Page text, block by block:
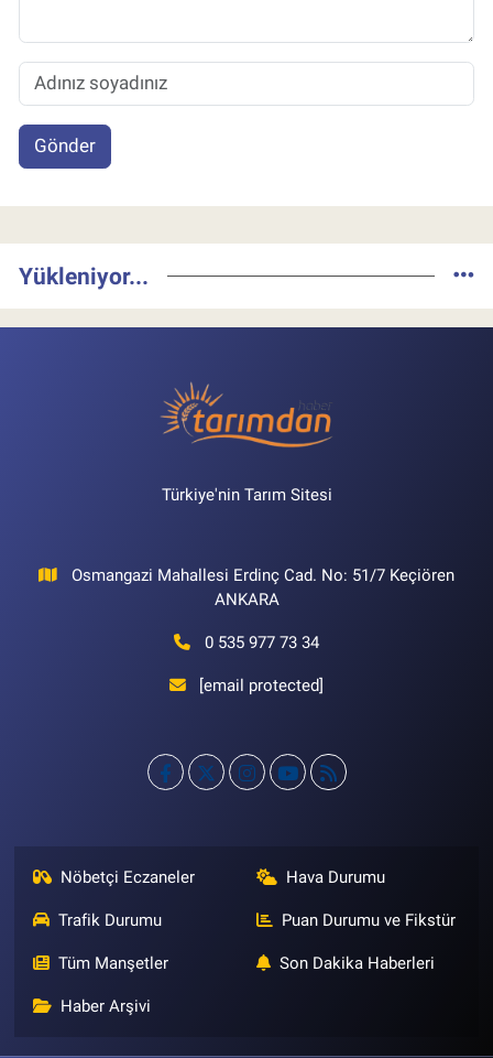
Gönder
Yükleniyor...
Türkiye'nin Tarım Sitesi
Osmangazi Mahallesi Erdinç Cad. No: 51/7 Keçiören
ANKARA
0 535 977 73 34
[email protected]
Nöbetçi Eczaneler Hava Durumu
Trafik Durumu Puan Durumu ve Fikstür
Tüm Manşetler Son Dakika Haberleri
Haber Arşivi